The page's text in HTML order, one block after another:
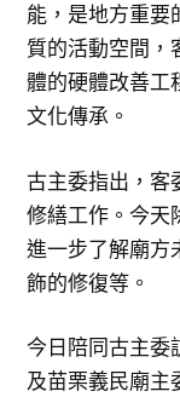
能，是地方重要
質的活動空間，
體的硬體改善工
文化傳承。
古主委指出，客
修繕工作。今天
進一步了解廟方
飾的修復等。
今日陪同古主委
及苗栗義民廟主